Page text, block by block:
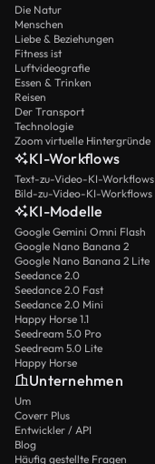
Die Natur
Menschen
Liebe & Beziehungen
Fitness ist
Luftvideografie
Essen & Trinken
Reisen
Der Transport
Technologie
Zoom virtuelle Hintergründe
KI-Workflows
Text-zu-Video-KI-Workflows
Bild-zu-Video-KI-Workflows
KI-Modelle
Google Gemini Omni Flash
Google Nano Banana 2
Google Nano Banana 2 Lite
Seedance 2.0
Seedance 2.0 Fast
Seedance 2.0 Mini
Happy Horse 1.1
Seedream 5.0 Pro
Seedream 5.0 Lite
Happy Horse
Unternehmen
Um
Coverr Plus
Entwickler / API
Blog
Häufig gestellte Fragen